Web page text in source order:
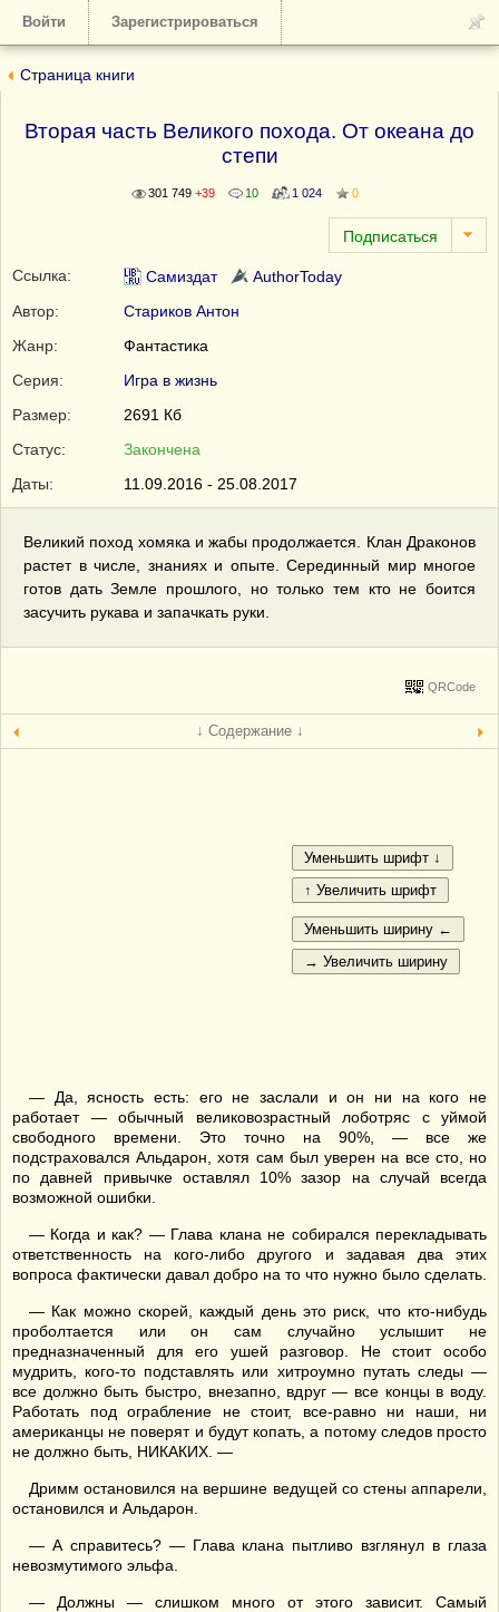
Войти Зарегистрироваться
Страница книги
Вторая часть Великого похода. От океана до
степи
301 749 +39 10 1 024 0
Ссылка: Самиздат
AuthorToday
Автор:
Стариков Антон
Жанр:
Фантастика
Серия:
Игра в жизнь
Размер:
2691 Кб
Статус:
Закончена
Даты:
11.09.2016 - 25.08.2017
Великий поход хомяка и жабы продолжается. Клан Драконов
растет в числе, знаниях и опыте. Серединный мир многое
готов дать Земле прошлого, но только тем кто не боится
засучить рукава и запачкать руки.
QRCode
↓ Содержание ↓
— Да, ясность есть: его не заслали и он ни на кого не
работает — обычный великовозрастный лоботряс с уймой
свободного времени. Это точно на 90%, — все же
подстраховался Альдарон, хотя сам был уверен на все сто, но
по давней привычке оставлял 10% зазор на случай всегда
возможной ошибки.
— Когда и как? — Глава клана не собирался перекладывать
ответственность на кого-либо другого и задавая два этих
вопроса фактически давал добро на то что нужно было сделать.
— Как можно скорей, каждый день это риск, что кто-нибудь
проболтается или он сам случайно услышит не
предназначенный для его ушей разговор. Не стоит особо
мудрить, кого-то подставлять или хитроумно путать следы —
все должно быть быстро, внезапно, вдруг — все концы в воду.
Работать под ограбление не стоит, все-равно ни наши, ни
американцы не поверят и будут копать, а потому следов просто
не должно быть, НИКАКИХ. —
Дримм остановился на вершине ведущей со стены аппарели,
остановился и Альдарон.
— А справитесь? — Глава клана пытливо взглянул в глаза
невозмутимого эльфа.
— Должны — слишком много от этого зависит. Самый